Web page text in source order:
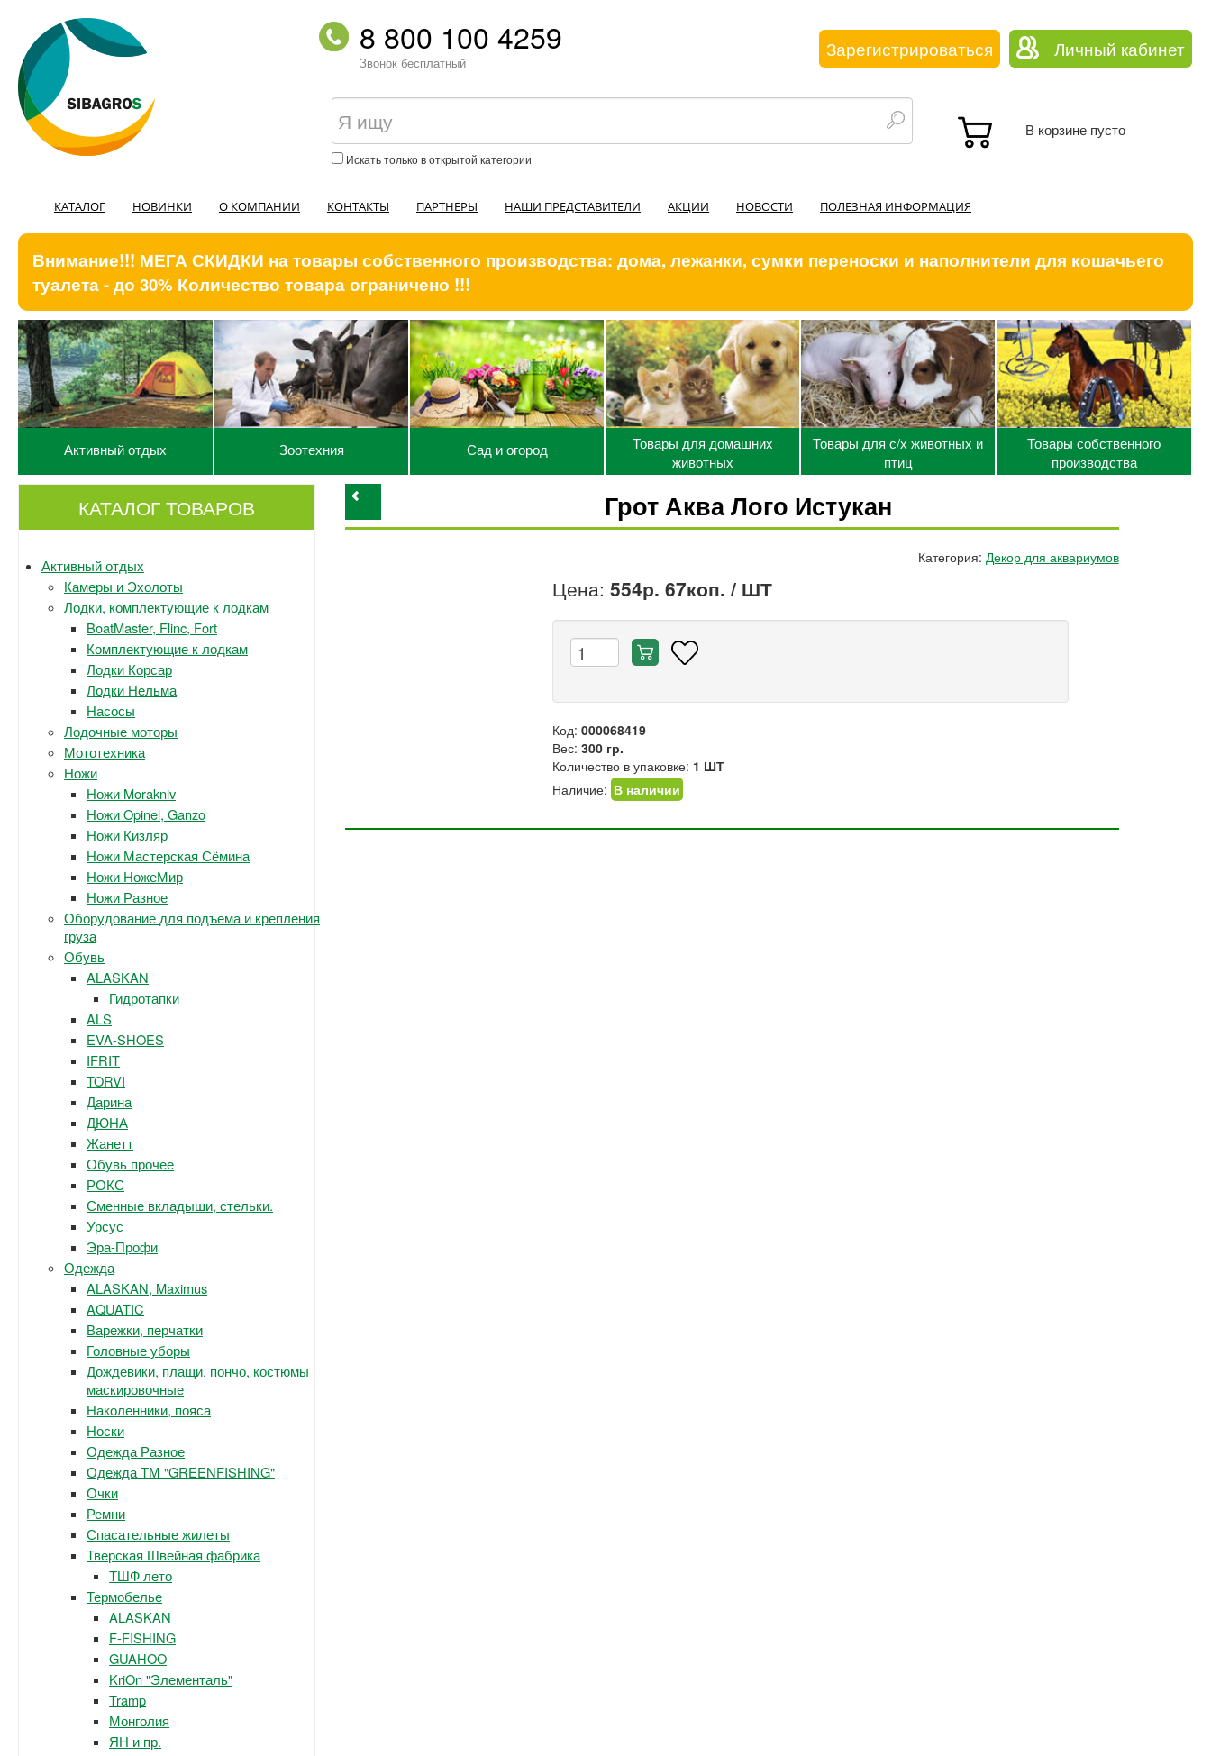
8 800 100 4259
Звонок бесплатный
Зарегистрироваться Личный кабинет
Искать только в открытой категории
В корзине пусто
КАТАЛОГ НОВИНКИ О КОМПАНИИ КОНТАКТЫ ПАРТНЕРЫ НАШИ ПРЕДСТАВИТЕЛИ АКЦИИ НОВОСТИ ПОЛЕЗНАЯ ИНФОРМАЦИЯ
Внимание!!! МЕГА СКИДКИ на товары собственного производства: дома, лежанки, сумки переноски и наполнители для кошачьего
туалета - до 30% Количество товара ограничено !!!
Активный отдых Зоотехния Сад и огород
Товары для домашних
животных
Товары для с/х животных и
птиц
Товары собственного
производства
КАТАЛОГ ТОВАРОВ
Активный отдых
Камеры и Эхолоты
Лодки, комплектующие к лодкам
BoatMaster, Flinc, Fort
Комплектующие к лодкам
Лодки Корсар
Лодки Нельма
Насосы
Лодочные моторы
Мототехника
Ножи
Ножи Morakniv
Ножи Opinel, Ganzo
Ножи Кизляр
Ножи Мастерская Сёмина
Ножи НожеМир
Ножи Разное
Оборудование для подъема и крепления
груза
Обувь
ALASKAN
Гидротапки
ALS
EVA-SHOES
IFRIT
TORVI
Дарина
ДЮНА
Жанетт
Обувь прочее
РОКС
Сменные вкладыши, стельки.
Урсус
Эра-Профи
Одежда
ALASKAN, Maximus
AQUATIC
Варежки, перчатки
Головные уборы
Дождевики, плащи, пончо, костюмы
маскировочные
Наколенники, пояса
Носки
Одежда Разное
Одежда ТМ "GREENFISHING"
Очки
Ремни
Спасательные жилеты
Тверская Швейная фабрика
ТШФ лето
Термобелье
ALASKAN
F-FISHING
GUAHOO
KriOn "Элементаль"
Tramp
Монголия
ЯН и пр.
Грот Аква Лого Истукан
Категория: Декор для аквариумов
Цена:554р. 67коп. / ШТ
Код:000068419
Вес:300 гр.
Количество в упаковке: 1 ШТ
Наличие: В наличии